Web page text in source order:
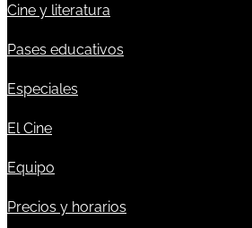
Cine y literatura
Pases educativos
Especiales
El Cine
Equipo
Precios y horarios